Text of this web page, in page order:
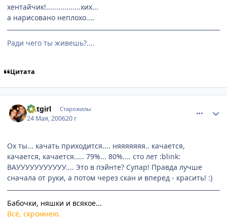
хентайчик!.................хих...
а нарисовано неплохо....
Ради чего ты живешь?....
Цитата
CAtgirl Старожилы
24 Мая, 200620 г
Ох ты... качать приходится.... няяяяяяя.. качается,
качается, качается..... 79%... 80%.... сто лет :blink:
ВАУУУУУУУУУУУ.... Это в пэйнте? Супар! Правда лучше
сначала от руки, а потом через скан и вперед - красить! :)
Бабочки, няшки и всякое...
Всё, скромнею.